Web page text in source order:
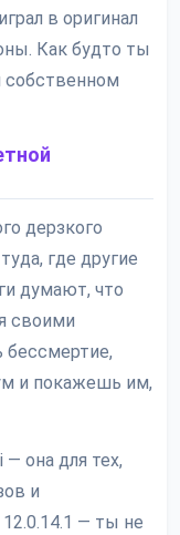
в оригинал
Как будто ты
собственном
дерзкого
где другие
думают, что
своими
и покажешь им,
— она для тех,
и
— ты не